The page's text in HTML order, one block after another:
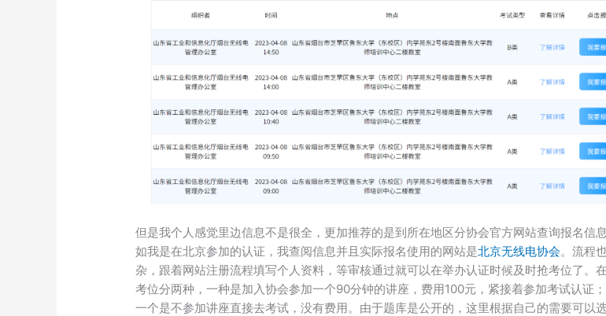
但是我个人感觉里边信息不是很全，更加推荐的是到所在地区分协会官方网站查询报名信
如我是在北京参加的认证，我查阅信息并且实际报名使用的网站是北京无线电协会。流程
杂，跟着网站注册流程填写个人资料，等审核通过就可以在举办认证时候及时抢考位了。
考位分两种，一种是加入协会参加一个90分钟的讲座，费用100元，紧接着参加考试认证
一个是不参加讲座直接去考试，没有费用。由于题库是公开的，这里根据自己的需要可以